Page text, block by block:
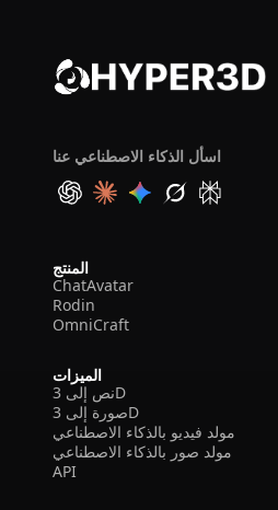
اسأل الذكاء الاصطناعي عنا
المنتج
ChatAvatar
Rodin
OmniCraft
الميزات
نص إلى 3D
صورة إلى 3D
مولد فيديو بالذكاء الاصطناعي
مولد صور بالذكاء الاصطناعي
API